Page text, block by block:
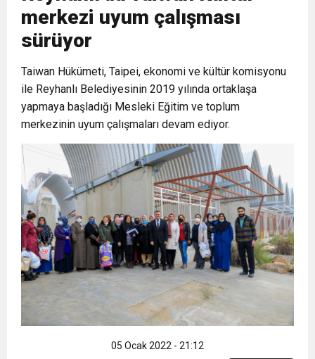
Cumhuriyet, Türk Milletinin Özgürlük
ve Onur Nişanesidir
6:19 HBB BAŞKANI ÖNTÜRK’ÜN
CUMHURİYET BAYRAMI MESAJI
17:36 KURUMLAR VERGİSİ ERTELENDİ
1:00 İTSO İŞ-KUR SGK TOPLANTI
DUYURUSU
21:40 CEYLANDERE’DE BAŞKAN EMRAH
KARAÇAY’A SEVGİ SELİ
18:22 BAŞKAN SAMİ ÜSTÜN’DEN
GÖNÜLLERE DOKUNAN ZİYARET
merkezi uyum çalışması
sürüyor
​Taiwan Hükümeti, Taipei, ekonomi ve kültür komisyonu
ile Reyhanlı Belediyesinin 2019 yılında ortaklaşa
yapmaya başladığı Mesleki Eğitim ve toplum
merkezinin uyum çalışmaları devam ediyor.
05 Ocak 2022 - 21:12